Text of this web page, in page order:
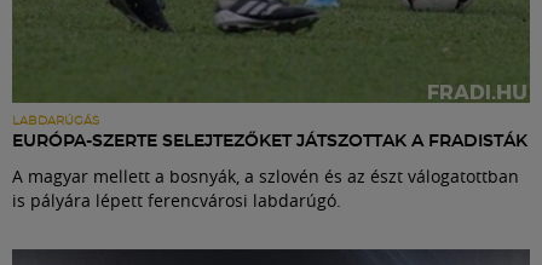
LABDARÚGÁS
EURÓPA-SZERTE SELEJTEZŐKET JÁTSZOTTAK A FRADISTÁK
A magyar mellett a bosnyák, a szlovén és az észt válogatottban
is pályára lépett ferencvárosi labdarúgó.